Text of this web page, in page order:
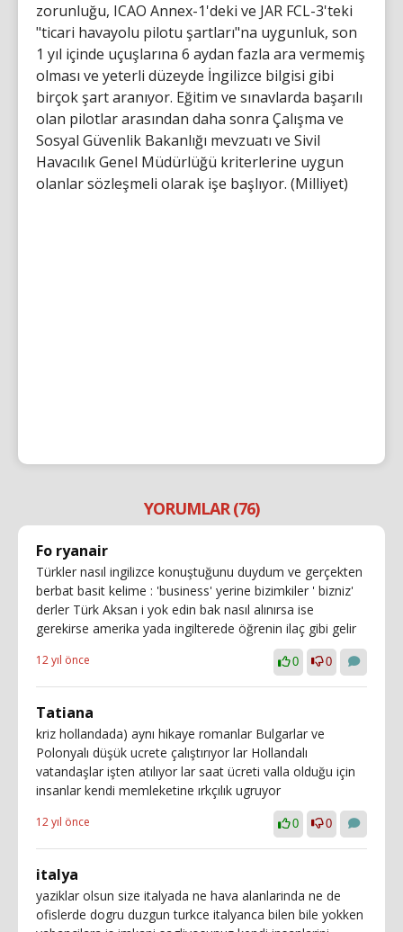
zorunluğu, ICAO Annex-1'deki ve JAR FCL-3'teki
"ticari havayolu pilotu şartları"na uygunluk, son
1 yıl içinde uçuşlarına 6 aydan fazla ara vermemiş
olması ve yeterli düzeyde İngilizce bilgisi gibi
birçok şart aranıyor. Eğitim ve sınavlarda başarılı
olan pilotlar arasından daha sonra Çalışma ve
Sosyal Güvenlik Bakanlığı mevzuatı ve Sivil
Havacılık Genel Müdürlüğü kriterlerine uygun
olanlar sözleşmeli olarak işe başlıyor. (Milliyet)
YORUMLAR (76)
Fo ryanair
Türkler nasıl ingilizce konuştuğunu duydum ve gerçekten
berbat basit kelime : 'business' yerine bizimkiler ' bizniz'
derler Türk Aksan i yok edin bak nasıl alınırsa ise
gerekirse amerika yada ingilterede öğrenin ilaç gibi gelir
12 yıl önce 0 0
Tatiana
kriz hollandada) aynı hikaye romanlar Bulgarlar ve
Polonyalı düşük ucrete çalıştırıyor lar Hollandalı
vatandaşlar işten atılıyor lar saat ücreti valla olduğu için
insanlar kendi memleketine ırkçılık ugruyor
12 yıl önce 0 0
italya
yaziklar olsun size italyada ne hava alanlarinda ne de
ofislerde dogru duzgun turkce italyanca bilen bile yokken